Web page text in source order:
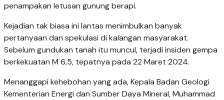
penampakan letusan gunung berapi.
Kejadian tak biasa ini lantas menimbulkan banyak
pertanyaan dan spekulasi di kalangan masyarakat.
Sebelum gundukan tanah itu muncul, terjadi insiden gempa
berkekuatan M 6,5, tepatnya pada 22 Maret 2024.
Menanggapi kehebohan yang ada, Kepala Badan Geologi
Kementerian Energi dan Sumber Daya Mineral, Muhammad